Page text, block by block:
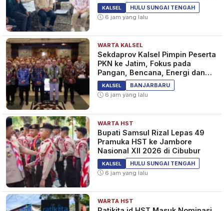
KALSEL
HULU SUNGAI TENGAH
6 jam yang lalu
WARTA KALSEL
Sekdaprov Kalsel Pimpin Peserta
PKN ke Jatim, Fokus pada
Pangan, Bencana, Energi dan
Ekonomi
KALSEL
BANJARBARU
6 jam yang lalu
WARTA HST
Bupati Samsul Rizal Lepas 49
Pramuka HST ke Jambore
Nasional XII 2026 di Cibubur
KALSEL
HULU SUNGAI TENGAH
6 jam yang lalu
WARTA HST